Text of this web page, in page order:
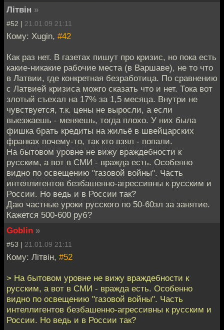
Лiтвiн »
#52 | 21.01.09 21:11
Кому: Xugin, #42
Как раз нет. В газетах пишут про кризис, но пока есть
какие-никакие рабочие места (в Варшаве), не то что
в Латвии, где конкретная безработица. По сравнению
с Латвией кризиса можго сказать что и нет. Тока вот
злотый съехал на 17% за 1,5 месяца. Внутри не
чувствуется, т.к. цены не выросли, а если
выезжаешь - меняешь, тогда плохо. У них была
фишка брать кредиты на жильё в швейцарских
франках почему-то, так кто взял - попали.
На бытовом уровне не вижу враждебности к
русским, а вот в СМИ - вражда есть. Особенно
видно по освещению "газовой войны". Часть
интеллигентов безбашенно-агрессивны к русским и
России. Но ведь и в России так?
Даю частные уроки русского по 50-60зл за занятие.
Кажется 500-600 руб?
Goblin »
#53 | 21.01.09 21:11
Кому: Лiтвiн, #52
> На бытовом уровне не вижу враждебности к
русским, а вот в СМИ - вражда есть. Особенно
видно по освещению "газовой войны". Часть
интеллигентов безбашенно-агрессивны к русским и
России. Но ведь и в России так?